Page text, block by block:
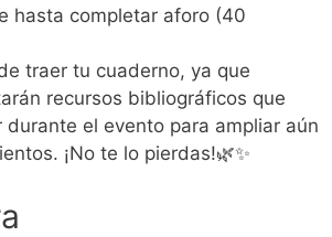
hasta completar aforo (40
traer tu cuaderno, ya que
recursos bibliográficos que
durante el evento para ampliar aún
¡No te lo pierdas!🌿✨